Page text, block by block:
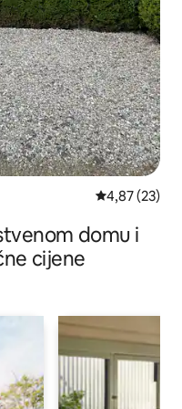
prosječna
4,87 (23)
domu i
cijene